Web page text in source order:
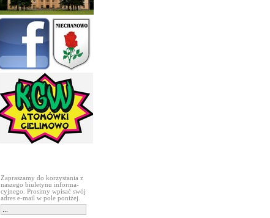
Zapraszamy do korzystania z
naszego biuletynu informa-
cyjnego. Prosimy wpisać swój
adres e-mail w pole poniżej.